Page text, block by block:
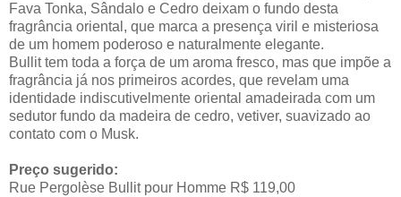
Fava Tonka, Sândalo e Cedro deixam o fundo desta
fragrância oriental, que marca a presença viril e misteriosa
de um homem poderoso e naturalmente elegante.
Bullit tem toda a força de um aroma fresco, mas que impõe a
fragrância já nos primeiros acordes, que revelam uma
identidade indiscutivelmente oriental amadeirada com um
sedutor fundo da madeira de cedro, vetiver, suavizado ao
contato com o Musk.
Preço sugerido:
Rue Pergolèse Bullit pour Homme R$ 119,00